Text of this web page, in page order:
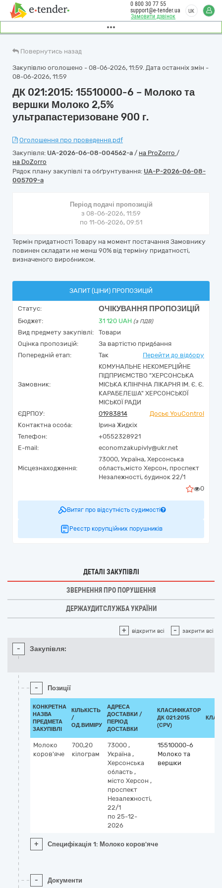
Замовити дзвінок
0 800 30 77 55
support@e-tender.ua
UK
Повернутись назад
Закупівлю оголошено - 08-06-2026, 11:59. Дата останніх змін -
08-06-2026, 11:59
ДК 021:2015: 15510000-6 – Молоко та
вершки Молоко 2,5%
ультрапастеризоване 900 г.
Оголошення про проведення.pdf
Закупівля: UA-2026-06-08-004562-a / на ProZorro /
на DoZorro
Рядок плану закупівлі та обґрунтування: UA-P-2026-06-08-
005709-a
Період подачі пропозицій
з 08-06-2026, 11:59
по 11-06-2026, 09:51
Термін придатності Товару на момент постачання Замовнику
повинен складати не менш 90% від терміну придатності,
визначеного виробником.
ЗАПИТ (ЦІНИ) ПРОПОЗИЦІЙ
Статус: ОЧІКУВАННЯ ПРОПОЗИЦІЙ
Бюджет: 31 120 UAH (з ПДВ)
Вид предмету закупівлі:
Товари
Оцінка пропозицій:
За вартістю придбання
Попередній етап:
Так Перейти до відбору
Замовник:
КОМУНАЛЬНЕ НЕКОМЕРЦІЙНЕ
ПІДПРИЄМСТВО "ХЕРСОНСЬКА
МІСЬКА КЛІНІЧНА ЛІКАРНЯ ІМ. Є. Є.
КАРАБЕЛЕША" ХЕРСОНСЬКОЇ
МІСЬКОЇ РАДИ
ЄДРПОУ:
01983814
Досьє YouControl
Контактна особа:
Ірина Жидкіх
Телефон:
+0552328921
E-mail:
economzakupivly@ukr.net
Місцезнаходження:
73000, Україна, Херсонська
область,місто Херсон, проспект
Незалежності, будинок 22/1
0
Витяг про відсутність судимості
Реєстр корупційних порушників
ДЕТАЛІ ЗАКУПІВЛІ
ЗВЕРНЕННЯ ПРО ПОРУШЕННЯ
ДЕРЖАУДИТСЛУЖБА УКРАЇНИ
+ відкрити всі - закрити всі
- Закупівля:
- Позиції
КОНКРЕТНА
НАЗВА
ПРЕДМЕТА
ЗАКУПІВЛІ
КІЛЬКІСТЬ
/
ОД.ВИМІРУ
АДРЕСА
ДОСТАВКИ /
ПЕРІОД
ДОСТАВКИ
КЛАСИФІКАТОР
ДК 021:2015
(CPV)
Молоко
коров'яче
700,20
кілограм
73000 ,
Україна ,
Херсонська
область ,
місто Херсон ,
проспект
Незалежності,
22/1
по 25-12-
2026
15510000-6
Молоко та
вершки
+ Специфікація 1: Молоко коров'яче
- Документи